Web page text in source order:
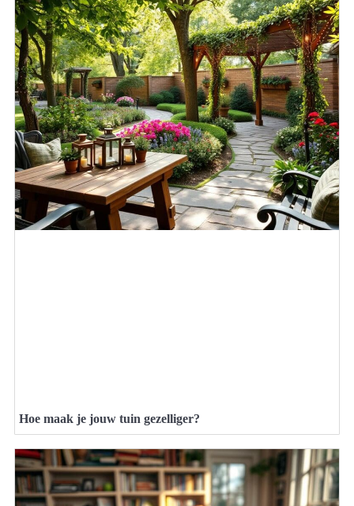
Hoe maak je jouw tuin gezelliger?